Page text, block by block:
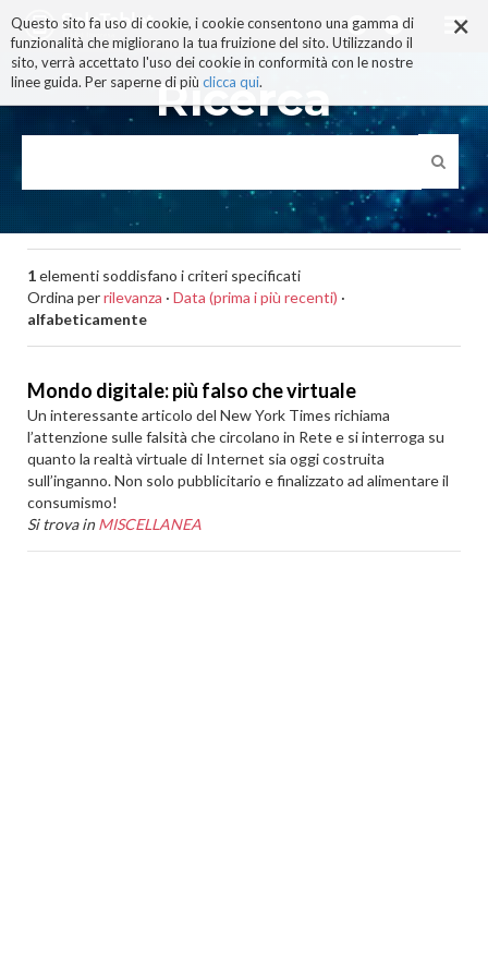
×
Questo sito fa uso di cookie, i cookie consentono una gamma di
funzionalità che migliorano la tua fruizione del sito. Utilizzando il
sito, verrà accettato l'uso dei cookie in conformità con le nostre
linee guida. Per saperne di più clicca qui.
ai
contenuti.
|
alla
navigazione
Ricerca
1elementi soddisfano i criteri specificati
Ordina perrilevanza · Data (prima i più recenti) ·
alfabeticamente
Mondo digitale: più falso che virtuale
Un interessante articolo del New York Times richiama
l’attenzione sulle falsità che circolano in Rete e si interroga su
quanto la realtà virtuale di Internet sia oggi costruita
sull’inganno. Non solo pubblicitario e finalizzato ad alimentare il
consumismo!
Si trova in MISCELLANEA